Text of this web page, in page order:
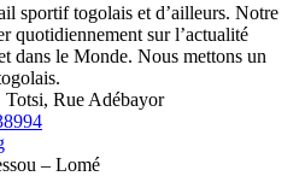
sportif togolais et d’ailleurs. Notre
quotidiennement sur l’actualité
dans le Monde. Nous mettons un
Totsi, Rue Adébayor
– Lomé